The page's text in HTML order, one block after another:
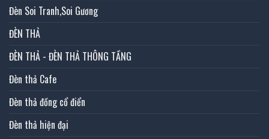
Đèn Soi Tranh,Soi Gương
ĐÈN THẢ
ĐÈN THẢ - ĐÈN THẢ THÔNG TẦNG
Đèn thả Cafe
Đèn thả đồng cổ điển
Đèn thả hiện đại